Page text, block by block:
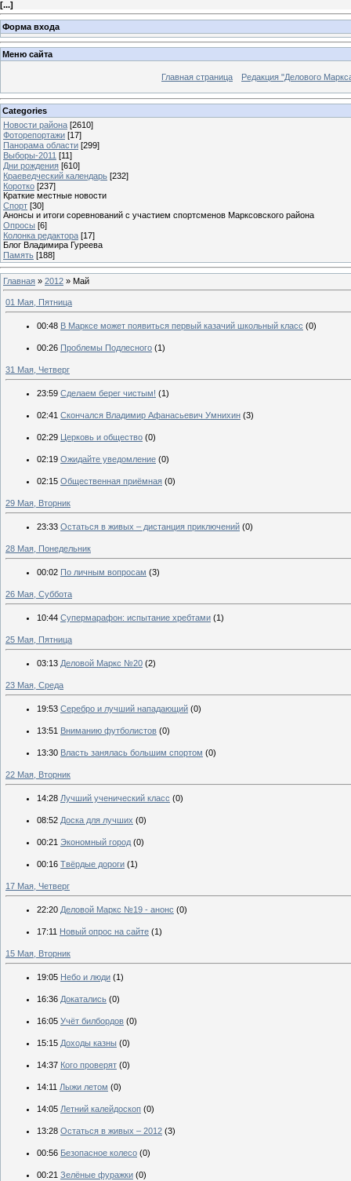
[...]
Форма входа
Меню сайта
Главная страница Редакция "Делового
Categories
Новости района [2610]
Фоторепортажи [17]
Панорама области [299]
Выборы-2011 [11]
Дни рождения [610]
Краеведческий календарь [232]
Коротко [237]
Краткие местные новости
Спорт [30]
Анонсы и итоги соревнований с участием спортсменов Марксовского района
Опросы [6]
Колонка редактора [17]
Блог Владимира Гуреева
Память [188]
Главная » 2012 » Май
01 Мая, Пятница
00:48 В Марксе может появиться первый казачий школьный класс (0)
00:26 Проблемы Подлесного (1)
31 Мая, Четверг
23:59 Сделаем берег чистым! (1)
02:41 Скончался Владимир Афанасьевич Умнихин (3)
02:29 Церковь и общество (0)
02:19 Ожидайте уведомление (0)
02:15 Общественная приёмная (0)
29 Мая, Вторник
23:33 Остаться в живых – дистанция приключений (0)
28 Мая, Понедельник
00:02 По личным вопросам (3)
26 Мая, Суббота
10:44 Супермарафон: испытание хребтами (1)
25 Мая, Пятница
03:13 Деловой Маркс №20 (2)
23 Мая, Среда
19:53 Серебро и лучший нападающий (0)
13:51 Вниманию футболистов (0)
13:30 Власть занялась большим спортом (0)
22 Мая, Вторник
14:28 Лучший ученический класс (0)
08:52 Доска для лучших (0)
00:21 Экономный город (0)
00:16 Твёрдые дороги (1)
17 Мая, Четверг
22:20 Деловой Маркс №19 - анонс (0)
17:11 Новый опрос на сайте (1)
15 Мая, Вторник
19:05 Небо и люди (1)
16:36 Докатались (0)
16:05 Учёт билбордов (0)
15:15 Доходы казны (0)
14:37 Кого проверят (0)
14:11 Лыжи летом (0)
14:05 Летний калейдоскоп (0)
13:28 Остаться в живых – 2012 (3)
00:56 Безопасное колесо (0)
00:21 Зелёные фуражки (0)